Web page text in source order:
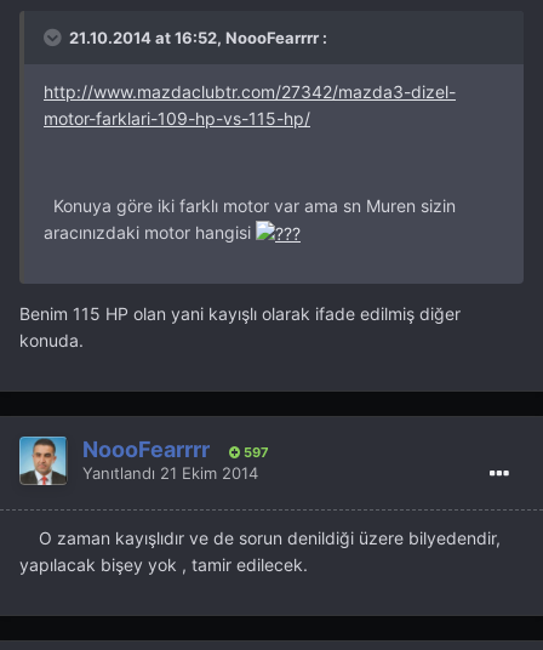
21.10.2014 at 16:52, NoooFearrrr :
http://www.mazdaclubtr.com/27342/mazda3-dizel-
motor-farklari-109-hp-vs-115-hp/
Konuya göre iki farklı motor var ama sn Muren sizin
aracınızdaki motor hangisi
Benim 115 HP olan yani kayışlı olarak ifade edilmiş diğer
konuda.
NoooFearrrr 597
Yanıtlandı 21 Ekim 2014
O zaman kayışlıdır ve de sorun denildiği üzere bilyedendir,
yapılacak bişey yok , tamir edilecek.